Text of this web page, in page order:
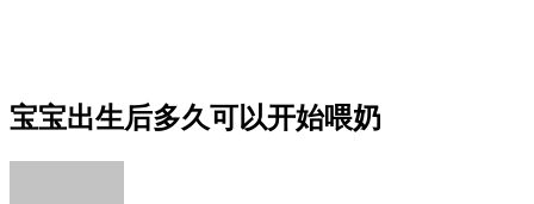
宝宝出生后多久可以开始喂奶